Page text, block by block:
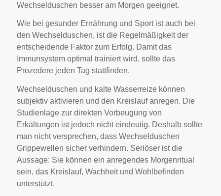
Wechselduschen besser am Morgen geeignet.
Wie bei gesunder Ernährung und Sport ist auch bei
den Wechselduschen, ist die Regelmäßigkeit der
entscheidende Faktor zum Erfolg. Damit das
Immunsystem optimal trainiert wird, sollte das
Prozedere jeden Tag stattfinden.
Wechselduschen und kalte Wasserreize können
subjektiv aktivieren und den Kreislauf anregen. Die
Studienlage zur direkten Vorbeugung von
Erkältungen ist jedoch nicht eindeutig. Deshalb sollte
man nicht versprechen, dass Wechselduschen
Grippewellen sicher verhindern. Seriöser ist die
Aussage: Sie können ein anregendes Morgenritual
sein, das Kreislauf, Wachheit und Wohlbefinden
unterstützt.